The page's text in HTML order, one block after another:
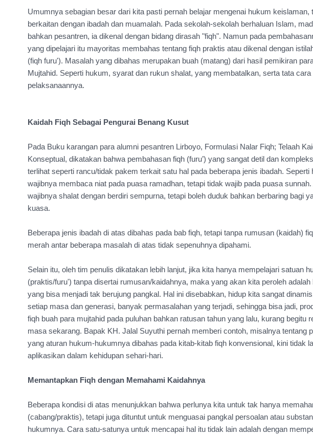
Umumnya sebagian besar dari kita pasti pernah belajar mengenai hukum keislaman,
berkaitan dengan ibadah dan muamalah. Pada sekolah-sekolah berhaluan Islam,
bahkan pesantren, ia dikenal dengan bidang dirasah "fiqh". Namun pada
yang dipelajari itu mayoritas membahas tentang fiqh praktis atau dikenal dengan
(fiqh furu'). Masalah yang dibahas merupakan buah (matang) dari hasil pemikiran
Mujtahid. Seperti hukum, syarat dan rukun shalat, yang membatalkan, serta tata cara
pelaksanaannya.
Kaidah Fiqh Sebagai Pengurai Benang Kusut
Pada Buku karangan para alumni pesantren Lirboyo, Formulasi Nalar Fiqh; Telaah
Konseptual, dikatakan bahwa pembahasan fiqh (furu’) yang sangat detil dan
terlihat seperti rancu/tidak pakem terkait satu hal pada beberapa jenis ibadah. Seperti
wajibnya membaca niat pada puasa ramadhan, tetapi tidak wajib pada puasa sunnah.
wajibnya shalat dengan berdiri sempurna, tetapi boleh duduk bahkan berbaring bagi
kuasa.
Beberapa jenis ibadah di atas dibahas pada bab fiqh, tetapi tanpa rumusan (kaidah)
merah antar beberapa masalah di atas tidak sepenuhnya dipahami.
Selain itu, oleh tim penulis dikatakan lebih lanjut, jika kita hanya mempelajari satuan
(praktis/furu') tanpa disertai rumusan/kaidahnya, maka yang akan kita peroleh adalah
yang bisa menjadi tak berujung pangkal. Hal ini disebabkan, hidup kita sangat
setiap masa dan generasi, banyak permasalahan yang terjadi, sehingga bisa jadi,
fiqh buah para mujtahid pada puluhan bahkan ratusan tahun yang lalu, kurang begitu
masa sekarang. Bapak KH. Jalal Suyuthi pernah memberi contoh, misalnya tentang
yang aturan hukum-hukumnya dibahas pada kitab-kitab fiqh konvensional, kini tidak
aplikasikan dalam kehidupan sehari-hari.
Memantapkan Fiqh dengan Memahami Kaidahnya
Beberapa kondisi di atas menunjukkan bahwa perlunya kita untuk tak hanya
(cabang/praktis), tetapi juga dituntut untuk menguasai pangkal persoalan atau
hukumnya. Cara satu-satunya untuk mencapai hal itu tidak lain adalah dengan